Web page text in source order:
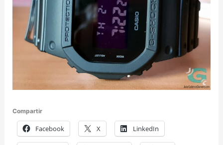
Compartir
Facebook X LinkedIn